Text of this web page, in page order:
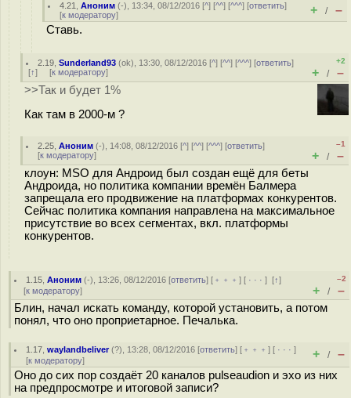
4.21 ,Аноним (-), 13:34, 08/12/2016 [^] [^^] [^^^] [ответить]
[к модератору] + / –
Ставь.
2.19 ,Sunderland93 (ok), 13:30, 08/12/2016 [^] [^^] [^^^] [ответить]
[↑] [к модератору]
+2
+ / –
>>Так и будет 1%
Как там в 2000-м ?
2.25 ,Аноним (-), 14:08, 08/12/2016 [^] [^^] [^^^] [ответить]
[к модератору]
–1
+ / –
клоун: MSO для Андроид был создан ещё для беты
Андроида, но политика компании времён Балмера
запрещала его продвижение на платформах конкурентов.
Сейчас политика компания направлена на максимальное
присутствие во всех сегментах, вкл. платформы
конкурентов.
1.15 ,Аноним (-), 13:26, 08/12/2016 [ответить] [ ﹢﹢﹢] [ · · ·][↑]
[к модератору]
–2
+ / –
Блин, начал искать команду, которой установить, а потом
понял, что оно проприетарное. Печалька.
1.17 ,waylandbeliver(?), 13:28, 08/12/2016 [ответить] [ ﹢﹢﹢] [ · · ·]
[к модератору] + / –
Оно до сих пор создаёт 20 каналов pulseaudion и эхо из них
на предпросмотре и итоговой записи?